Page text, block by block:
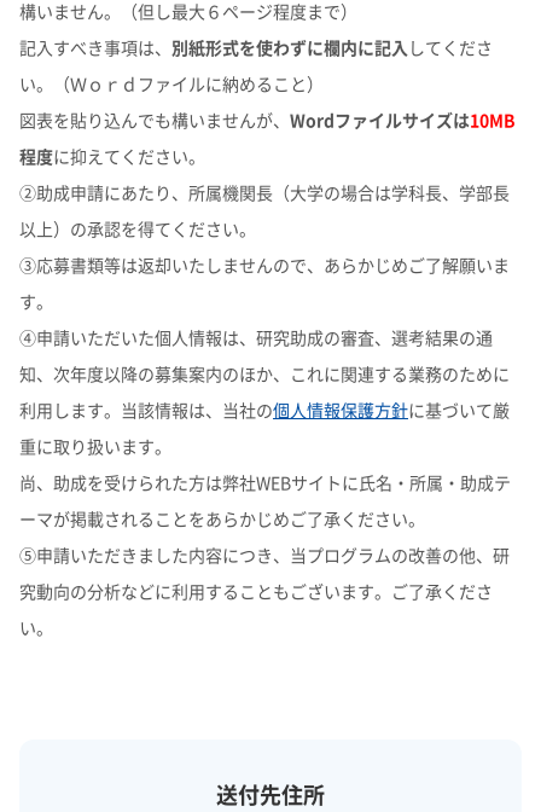
構いません。（但し最大６ページ程度まで）
記入すべき事項は、 別紙形式を使わずに欄内に記入 してくださ
い。（Ｗｏｒｄファイルに納めること）
図表を貼り込んでも構いませんが、 Wordファイルサイズは10MB
程度に抑えてください。
②助成申請にあたり、所属機関長（大学の場合は学科長、学部長
以上）の承認を得てください。
③応募書類等は返却いたしませんので、あらかじめご了解願いま
す。
④申請いただいた個人情報は、研究助成の審査、選考結果の通
知、次年度以降の募集案内のほか、これに関連する業務のために
利用します。当該情報は、当社の個人情報保護方針に基づいて厳
重に取り扱います。
尚、助成を受けられた方は弊社WEBサイトに氏名・所属・助成テ
ーマが掲載されることをあらかじめご了承ください。
⑤申請いただきました内容につき、当プログラムの改善の他、研
究動向の分析などに利用することもございます。ご了承くださ
い。
送付先住所